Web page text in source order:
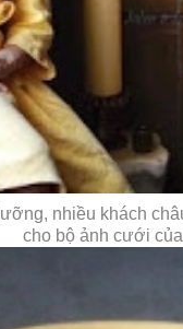
nhiều khách
cho bộ ảnh cưới